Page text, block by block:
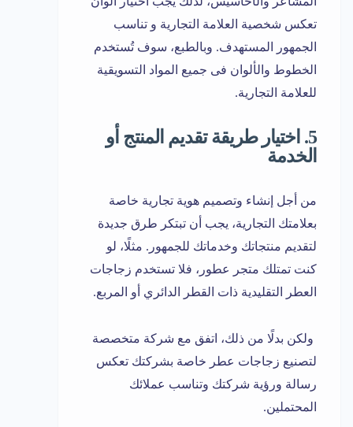
تعكس شخصية العلامة التجارية و تناسب
الجمهور المستهدف. وبالطبع، سوف تُستخدم
الخطوط والألوان فى جميع المواد التسويقية
للعلامة التجارية.
5. اختيار طريقة تقديم المنتج أو
الخدمة
من أجل إنشاء وتصميم هوية تجارية خاصة
بعلامتك التجارية، يجب أن تبتكر طرق جديدة
لتقديم منتجاتك وخدماتك للجمهور. مثلًا، لو
كنت تمتلك متجر عطور، فلا تستخدم زجاجات
العطر التقليدية ذات القطر الدائري أو المربع.
ولكن بدلًا من ذلك، اتفق مع شركة متخصصة
لتصنيع زجاجات عطر خاصة بشركتك تعكس
رسالة ورؤية شركتك وتناسب عملائك
المحتملين.